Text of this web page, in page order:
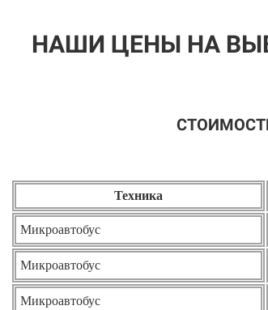
НАШИ ЦЕНЫ НА
Техника
Микроавтобус
Микроавтобус
Микроавтобус